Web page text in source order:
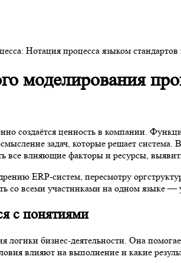
Нотация процесса языком
моделирования
создаётся ценность в компании.
задач, которые решает
все влияющие факторы и ресурсы,
ERP-систем, пересмотру
со всеми участниками на одном языке
с понятиями
бизнес-деятельности. Она
влияют на выполнение и какие